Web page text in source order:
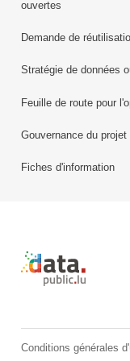
ouvertes
Demande de
Stratégie de données
Feuille de route pour
Gouvernance du projet
Fiches d'information
Retour à
Conditions générales